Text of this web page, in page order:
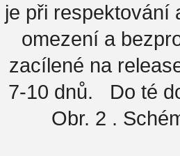
je při respektování
omezení a
zacílené na
7-10 dnů. Do té
Obr. 2 .